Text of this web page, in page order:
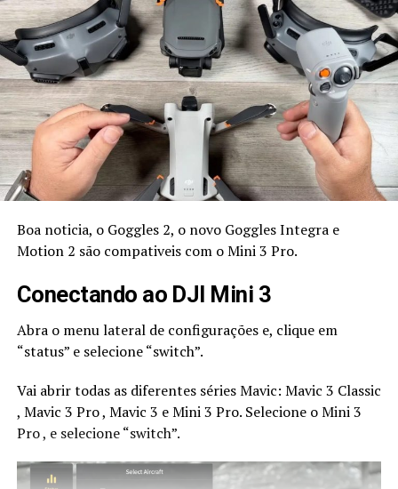
Boa noticia, o Goggles 2, o novo Goggles Integra e
Motion 2 são compativeis com o Mini 3 Pro.
Conectando ao DJI Mini 3
Abra o menu lateral de configurações e, clique em
“status” e selecione “switch”.
Vai abrir todas as diferentes séries Mavic: Mavic 3 Classic
, Mavic 3 Pro , Mavic 3 e Mini 3 Pro. Selecione o Mini 3
Pro , e selecione “switch”.